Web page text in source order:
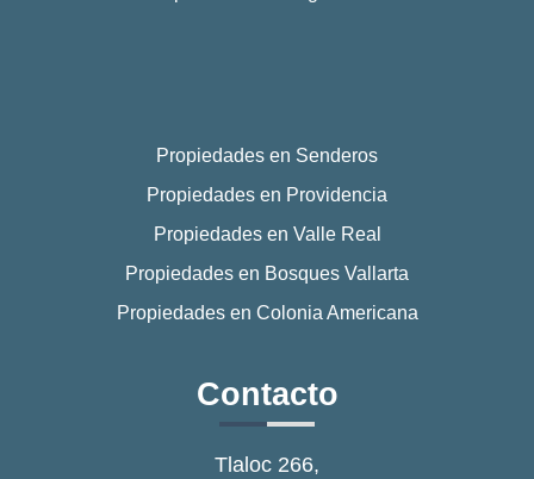
Propiedades en Senderos
Propiedades en Providencia
Propiedades en Valle Real
Propiedades en Bosques Vallarta
Propiedades en Colonia Americana
Contacto
Tlaloc 266,